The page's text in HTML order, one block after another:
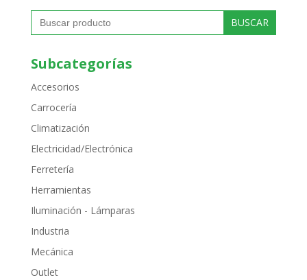
54.69 €
62.25 €
Buscar:
Subcategorías
Accesorios
Carrocería
Climatización
Electricidad/Electrónica
Ferretería
Herramientas
Iluminación - Lámparas
Industria
Mecánica
Outlet